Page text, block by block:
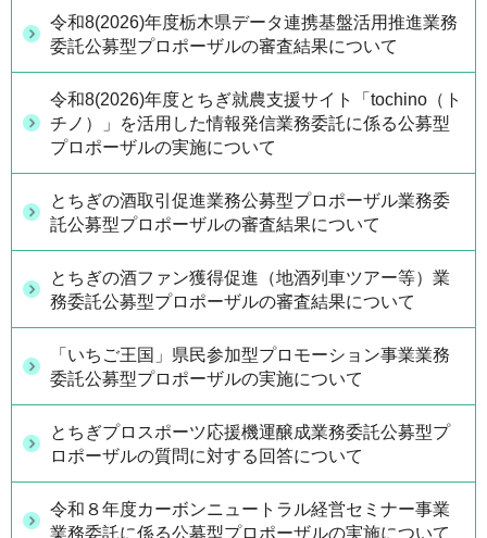
令和8(2026)年度栃木県データ連携基盤活用推進業務
委託公募型プロポーザルの審査結果について
令和8(2026)年度とちぎ就農支援サイト「tochino（ト
チノ）」を活用した情報発信業務委託に係る公募型
プロポーザルの実施について
とちぎの酒取引促進業務公募型プロポーザル業務委
託公募型プロポーザルの審査結果について
とちぎの酒ファン獲得促進（地酒列車ツアー等）業
務委託公募型プロポーザルの審査結果について
「いちご王国」県民参加型プロモーション事業業務
委託公募型プロポーザルの実施について
とちぎプロスポーツ応援機運醸成業務委託公募型プ
ロポーザルの質問に対する回答について
令和８年度カーボンニュートラル経営セミナー事業
業務委託に係る公募型プロポーザルの実施について